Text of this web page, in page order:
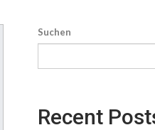
Suchen
Recent